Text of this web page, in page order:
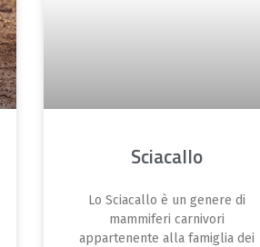
Sciacallo
Lo Sciacallo è un genere di
mammiferi carnivori
appartenente alla famiglia dei